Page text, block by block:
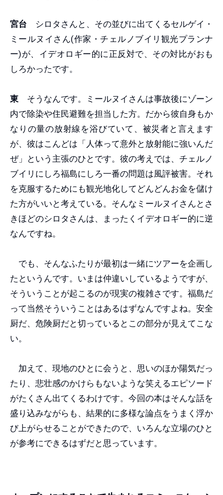
宮台 シロタさんと、その並びに出てくるセルゲイ・
ミールヌイさん(作家・チェルノブイリ観光プランナ
ー)が、イデオロギー的に正反対で、その対比がおも
しろかったです。
東 そうなんです。ミールヌイさんは事故後にゾーン
内で除染や住民避難を担当した方。だから彼自身もか
なりの量の放射線を浴びていて、被災者と言えます
が、彼はこんどは「人体って意外と放射能に強いんだ
ぜ」という主張のひとです。彼の考えでは、チェルノ
ブイリにしろ福島にしろ一番の問題は風評被害。それ
を克服するためにも観光地化してどんどんお金を儲け
た方がいいと考えている。そんなミールヌイさんとさ
きほどのシロタさんは、まったくイデオロギー的に逆
なんですね。
でも、そんなふたりが最初は一緒にツアーを企画し
たというんです。いまは仲違いしているようですが、
そういうことが起こるのが現実の複雑さです。福島だ
って当然そういうことはあるはずなんですよね。安全
厨だ、危険厨だと切っているとこの部分が見えてこな
い。
加えて、現地のひとに会うと、思いのほか陽気だっ
たり、悲壮感のかけらもないような笑えるエピソード
がたくさん出てくるわけです。今回の本はそんな話を
盛り込みながらも、結果的に多様な論点をうまく浮か
び上がらせることができたので、いろんな立場のひと
が参考にできるはずだと思っています。